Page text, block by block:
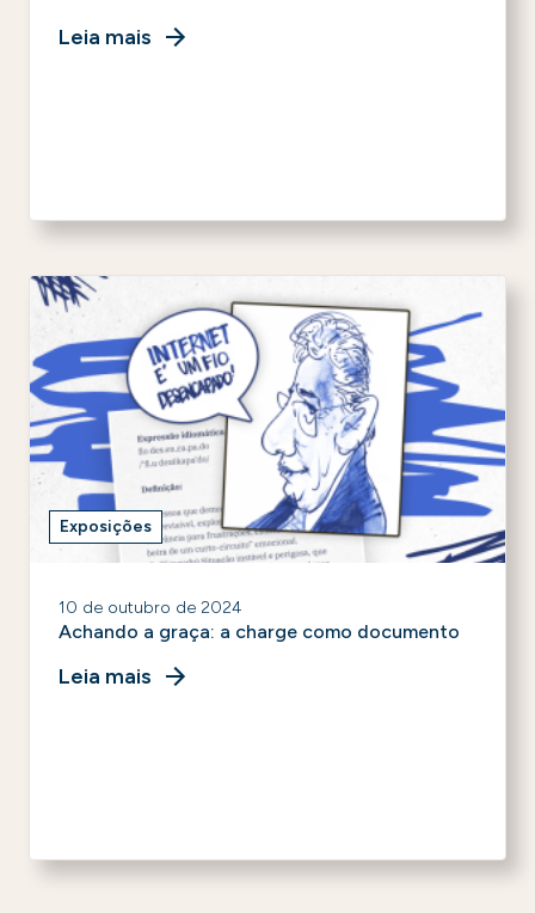
Leia mais
Exposições
10 de outubro de 2024
Achando a graça: a charge como documento
Leia mais